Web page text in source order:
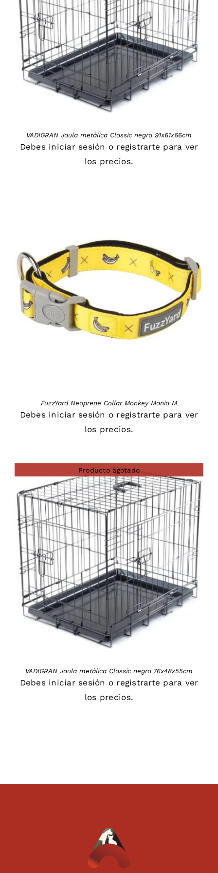
DETAILS
VADIGRAN Jaula metálica Classic negro 91x61x66cm
Debes iniciar sesión o registrarte para ver
los precios.
FuzzYard Neoprene Collar Monkey Mania M
Debes iniciar sesión o registrarte para ver
los precios.
Producto agotado
DETAILS
VADIGRAN Jaula metálica Classic negro 76x48x55cm
Debes iniciar sesión o registrarte para ver
los precios.